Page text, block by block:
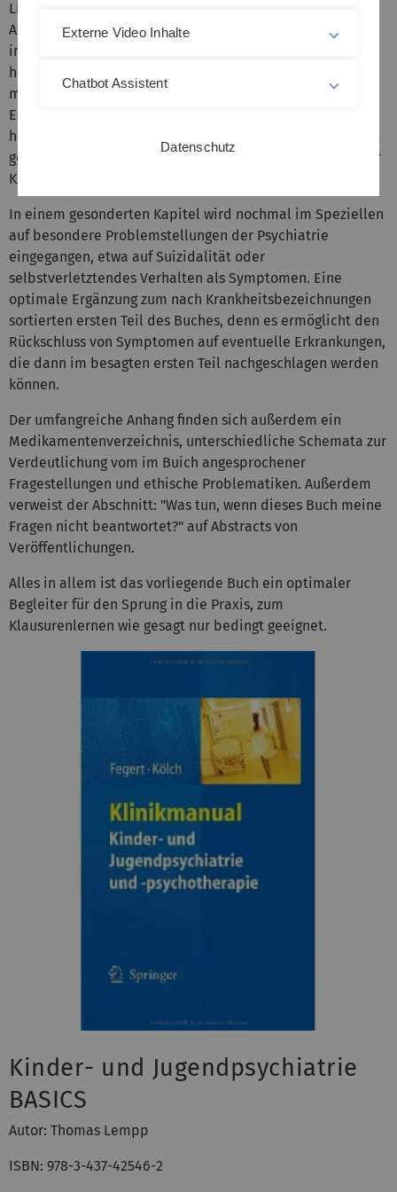
Literatur verwiesen. Es fällt auf, dass die Gestaltung des
Abschnitts zum jeweiligen Krankheitsbild sehr auf dieses
individuell zugeschnitten ist: Mal gibt es diagnostisch
hilfreiche Fragen, die man dem Patienten stellen kann,
mal Komorbiditäten.
Es wird auch, wo relevant, auf rechtliche Besonderheiten
hingewiesen. Diesen ist auch nochmals ein ganzes Kapitel
gewidmet, was der speziellen rechtlichen Situation in der
KInder- und Jugendpsychiatrie Rechnung trägt.
In einem gesonderten Kapitel wird nochmal im Speziellen
auf besondere Problemstellungen der Psychiatrie
eingegangen, etwa auf Suizidalität oder
selbstverletztendes Verhalten als Symptomen. Eine
optimale Ergänzung zum nach Krankheitsbezeichnungen
sortierten ersten Teil des Buches, denn es ermöglicht den
Rückschluss von Symptomen auf eventuelle Erkrankungen,
die dann im besagten ersten Teil nachgeschlagen werden
können.
Der umfangreiche Anhang finden sich außerdem ein
Medikamentenverzeichnis, unterschiedliche Schemata zur
Verdeutlichung vom im Buich angesprochener
Fragestellungen und ethische Problematiken. Außerdem
verweist der Abschnitt: "Was tun, wenn dieses Buch meine
Fragen nicht beantwortet?" auf Abstracts von
Veröffentlichungen.
Alles in allem ist das vorliegende Buch ein optimaler
Begleiter für den Sprung in die Praxis, zum
Klausurenlernen wie gesagt nur bedingt geeignet.
Kinder- und Jugendpsychiatrie
BASICS
Autor: Thomas Lempp
ISBN: 978-3-437-42546-2
Externe Video Inhalte
Chatbot Assistent
Datenschutz